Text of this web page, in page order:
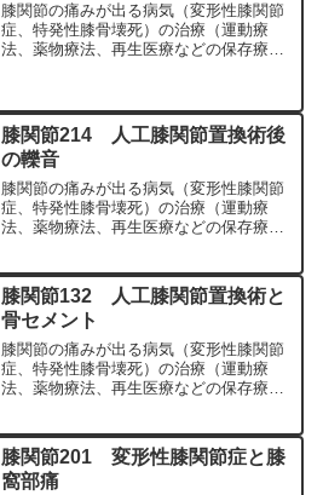
膝関節の痛みが出る病気（変形性膝関節
症、特発性膝骨壊死）の治療（運動療
法、薬物療法、再生医療などの保存療
専門医（人工関節手術を専門）の塗山正
宏が色々と説明します。
膝関節214 人工膝関節置換術後
の轢音
膝関節の痛みが出る病気（変形性膝関節
症、特発性膝骨壊死）の治療（運動療
法、薬物療法、再生医療などの保存療
専門医（人工関節手術を専門）の塗山正
宏が色々と説明します。
膝関節132 人工膝関節置換術と
骨セメント
膝関節の痛みが出る病気（変形性膝関節
症、特発性膝骨壊死）の治療（運動療
法、薬物療法、再生医療などの保存療
専門医（人工関節手術を専門）の塗山正
宏が色々と説明します。
膝関節201 変形性膝関節症と膝
窩部痛